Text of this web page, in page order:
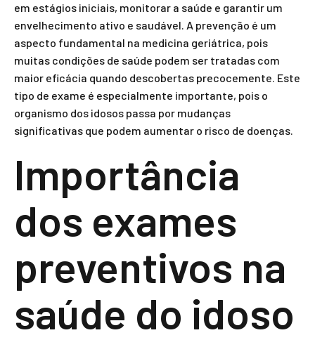
em estágios iniciais, monitorar a saúde e garantir um
envelhecimento ativo e saudável. A prevenção é um
aspecto fundamental na medicina geriátrica, pois
muitas condições de saúde podem ser tratadas com
maior eficácia quando descobertas precocemente. Este
tipo de exame é especialmente importante, pois o
organismo dos idosos passa por mudanças
significativas que podem aumentar o risco de doenças.
Importância
dos exames
preventivos na
saúde do idoso